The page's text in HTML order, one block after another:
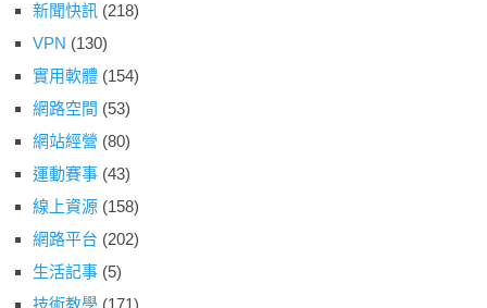
新聞快訊 (218)
VPN (130)
實用軟體 (154)
網路空間 (53)
網站經營 (80)
運動賽事 (43)
線上資源 (158)
網路平台 (202)
生活記事 (5)